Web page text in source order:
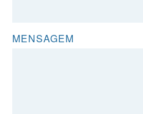
MENSAGEM